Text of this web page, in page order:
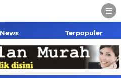
News Terpopuler